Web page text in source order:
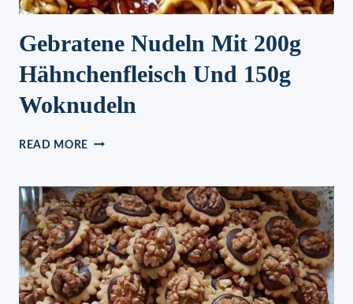
Gebratene Nudeln Mit 200g
Hähnchenfleisch Und 150g
Woknudeln
READ MORE GEBRATENE
200G
HÄHNCHENFLEISCH
UND
150G
WOKNUDELN